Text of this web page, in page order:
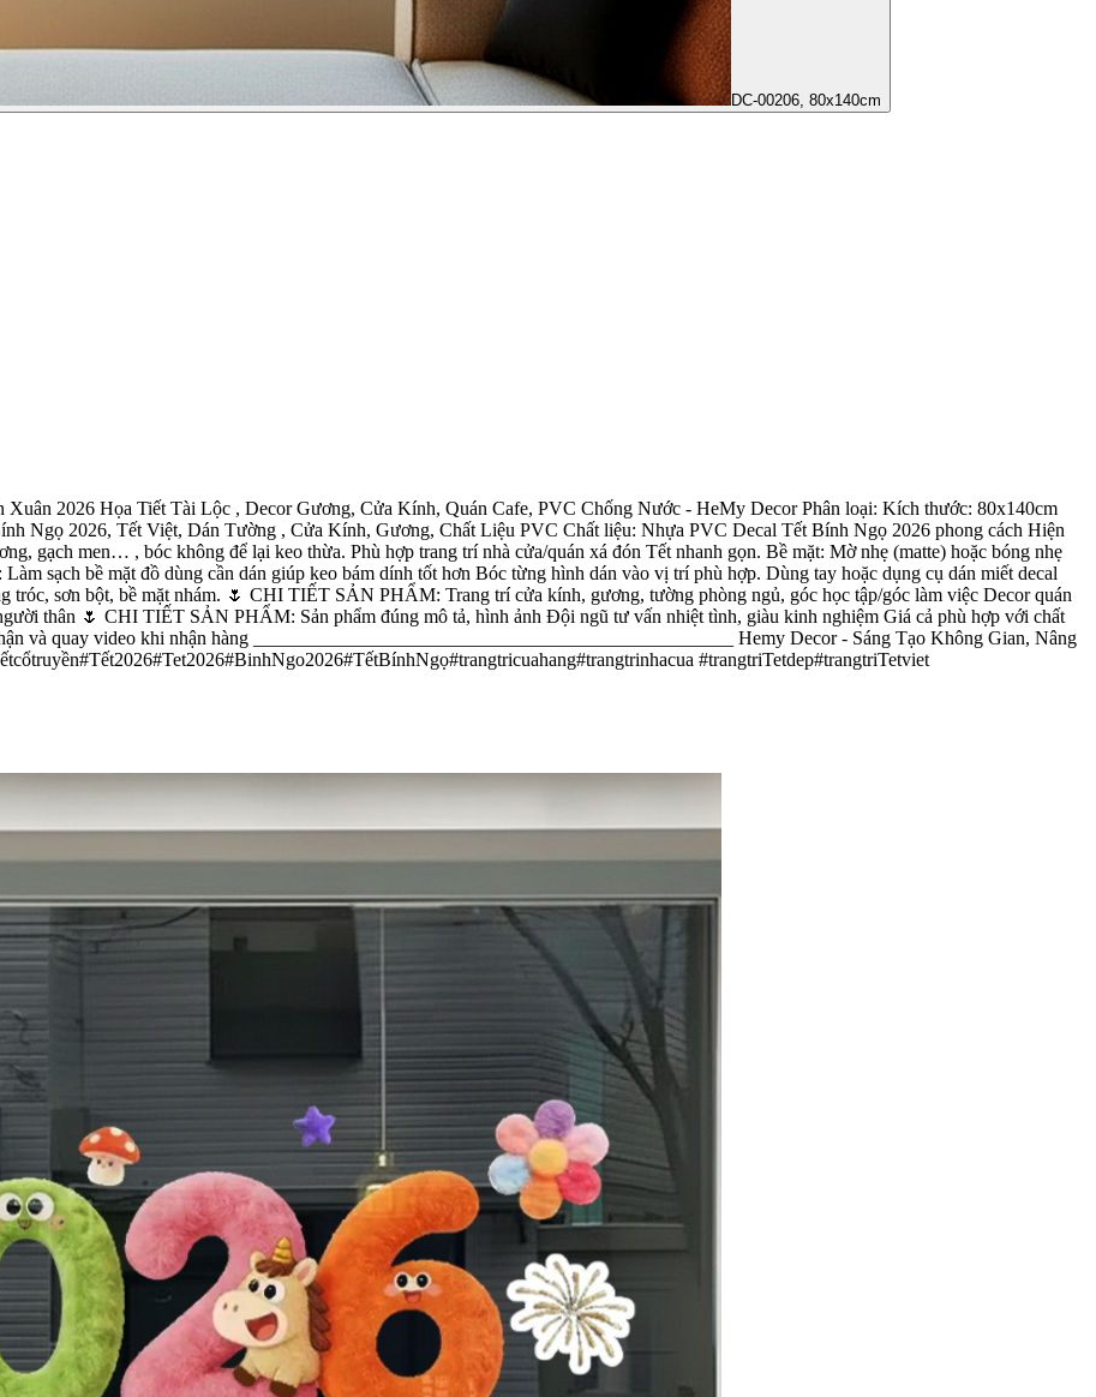
DC-00206, 80x140cm
2026 Họa Tiết Tài Lộc , Decor Gương, Cửa Kính, Quán Cafe, PVC Chống Nước - HeMy Decor Phân loại: Kích thước: 80x140cm
Ngọ 2026, Tết Việt, Dán Tường , Cửa Kính, Gương, Chất Liệu PVC Chất liệu: Nhựa PVC Decal Tết Bính Ngọ 2026 phong cách Hiện
gạch men… , bóc không để lại keo thừa. Phù hợp trang trí nhà cửa/quán xá đón Tết nhanh gọn. Bề mặt: Mờ nhẹ (matte) hoặc bóng nhẹ
sạch bề mặt đồ dùng cần dán giúp keo bám dính tốt hơn Bóc từng hình dán vào vị trí phù hợp. Dùng tay hoặc dụng cụ dán miết decal
tróc, sơn bột, bề mặt nhám. 🌷 CHI TIẾT SẢN PHẨM: Trang trí cửa kính, gương, tường phòng ngủ, góc học tập/góc làm việc Decor quán
thân 🌷 CHI TIẾT SẢN PHẨM: Sản phẩm đúng mô tả, hình ảnh Đội ngũ tư vấn nhiệt tình, giàu kinh nghiệm Giá cả phù hợp với chất
và quay video khi nhận hàng __________________________________________________ Hemy Decor - Sáng Tạo Không Gian, Nâng
#trangtriTetdep#trangtriTetviet